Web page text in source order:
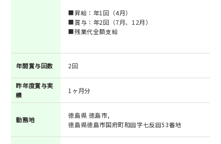
■昇給：年1回（4月）
■賞与：年2回（7月、12月）
■残業代全額支給
年間賞与回数 2回
昨年度賞与実
績
1ヶ月分
勤務地
徳島県 徳島市,
徳島県徳島市国府町和田字七反田53番地